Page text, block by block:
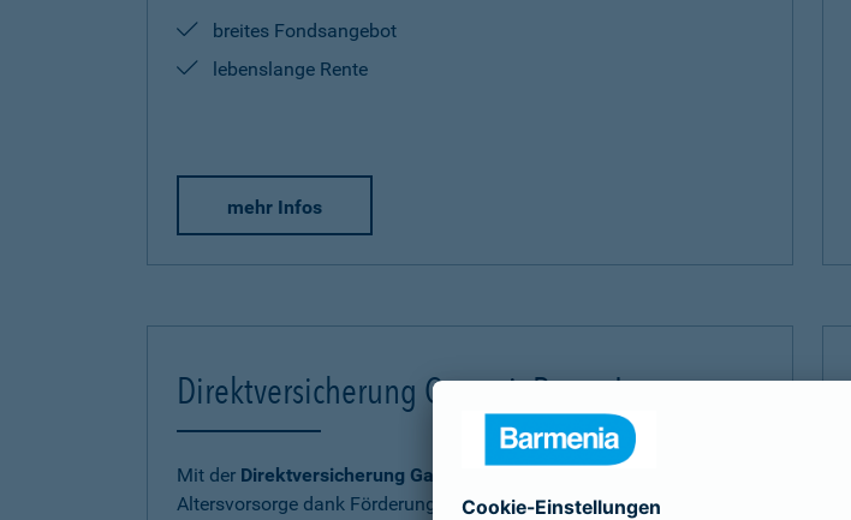
breites Fondsangebot
lebenslange Rente
mehr Infos
Direktversicherung GarantieRente Invest
Mit der Direktversicherung GarantieRente Invest
Altersvorsorge dank Förderung sicher und umfangreich auf.